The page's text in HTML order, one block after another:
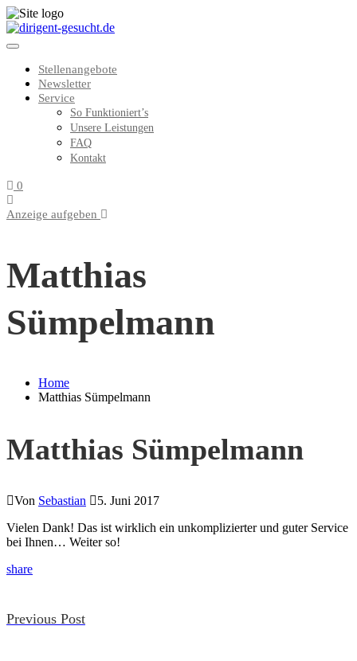
Stellenangebote
Newsletter
Service
So Funktioniert’s
Unsere Leistungen
FAQ
Kontakt
0
Anzeige aufgeben
Matthias
Sümpelmann
Home
Matthias Sümpelmann
Matthias Sümpelmann
Von Sebastian
5. Juni 2017
Vielen Dank! Das ist wirklich ein unkomplizierter und guter Service
bei Ihnen… Weiter so!
share
Previous Post